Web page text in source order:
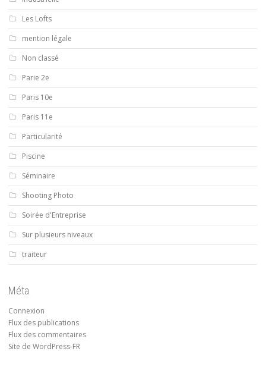
Les Lofts
mention légale
Non classé
Parie 2e
Paris 10e
Paris 11e
Particularité
Piscine
Séminaire
Shooting Photo
Soirée d'Entreprise
Sur plusieurs niveaux
traiteur
Méta
Connexion
Flux des publications
Flux des commentaires
Site de WordPress-FR